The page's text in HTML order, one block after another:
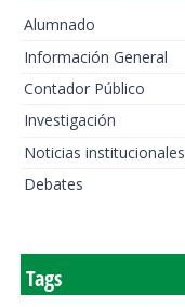
Alumnado
Información General
Contador Público
Investigación
Noticias institucionales
Debates
Tags